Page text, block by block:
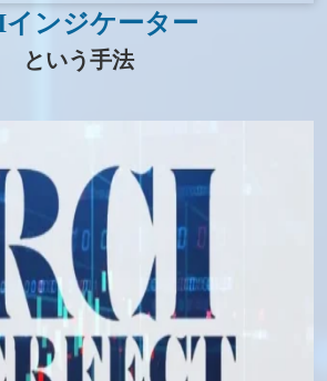
インジケーター
という手法